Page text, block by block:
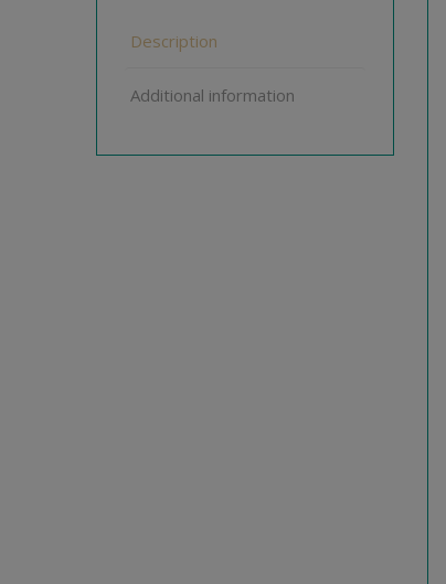
Description
Additional information